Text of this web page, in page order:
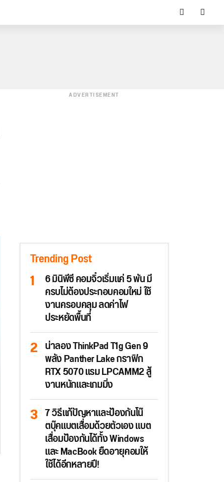
ADVERTISEMENT
Trending Post
6 มินิพีซี คอมจิ๋วเริ่มแค่ 5 พัน มี
ครบไม่ต้องประกอบคอมใหม่ ใช้
งานครอบคลุม ลดค่าไฟ
ประหยัดพื้นที่
น่าลอง ThinkPad T1g Gen 9
พลัง Panther Lake กราฟิก
RTX 5070 แรม LPCAMM2 สู้
งานหนักและเกมมิ่ง
7 วิธีแก้ปัญหาและป้องกันโน๊
ตบุ๊คแบตเสื่อมด้วยตัวเอง แบต
เสื่อมป้องกันได้ทั้ง Windows
และ MacBook ยืดอายุคอมให้
ใช้ได้อีกหลายปี!